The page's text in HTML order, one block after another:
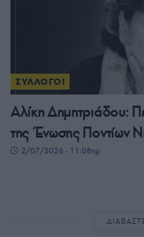
ΣΥΛΛΟΓΟΙ
Αλίκη Δημητριάδου:
της Ένωσης Ποντίων
2/07/2026 - 11:08πμ